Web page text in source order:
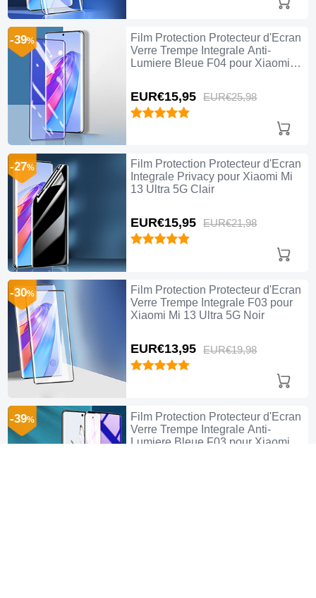
Film Protection Protecteur d'Ecran
Verre Trempe Integrale Anti-
Lumiere Bleue F04 pour Xiaomi
EUR€15,95 EUR€25,98
-39%
Film Protection Protecteur d'Ecran
Integrale Privacy pour Xiaomi Mi
13 Ultra 5G Clair
EUR€15,95 EUR€21,98
-27%
Film Protection Protecteur d'Ecran
Verre Trempe Integrale F03 pour
Xiaomi Mi 13 Ultra 5G Noir
EUR€13,95 EUR€19,98
-30%
Film Protection Protecteur d'Ecran
Verre Trempe Integrale Anti-
Lumiere Bleue F03 pour Xiaomi
-39%